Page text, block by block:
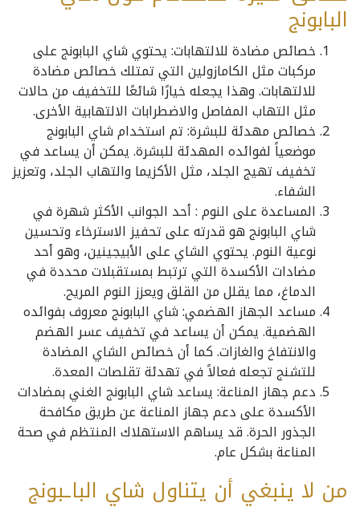
البابونج
خصائص مضادة للالتهابات: يحتوي شاي البابونج على
مركبات مثل الكامازولين التي تمتلك خصائص مضادة
للالتهابات. وهذا يجعله خيارًا شائعًا للتخفيف من حالات
مثل التهاب المفاصل والاضطرابات الالتهابية الأخرى.
خصائص مهدئة للبشرة: تم استخدام شاي البابونج
موضعياً لفوائده المهدئة للبشرة. يمكن أن يساعد في
تخفيف تهيج الجلد، مثل الأكزيما والتهاب الجلد، وتعزيز
الشفاء.
المساعدة على النوم : أحد الجوانب الأكثر شهرة في
شاي البابونج هو قدرته على تحفيز الاسترخاء وتحسين
نوعية النوم. يحتوي الشاي على الأبيجينين، وهو أحد
مضادات الأكسدة التي ترتبط بمستقبلات محددة في
الدماغ، مما يقلل من القلق ويعزز النوم المريح.
مساعد الجهاز الهضمي: شاي البابونج معروف بفوائده
الهضمية. يمكن أن يساعد في تخفيف عسر الهضم
والانتفاخ والغازات. كما أن خصائص الشاي المضادة
للتشنج تجعله فعالاً في تهدئة تقلصات المعدة.
دعم جهاز المناعة: يساعد شاي البابونج الغني بمضادات
الأكسدة على دعم جهاز المناعة عن طريق مكافحة
الجذور الحرة. قد يساهم الاستهلاك المنتظم في صحة
المناعة بشكل عام.
من لا ينبغي أن يتناول شاي الباـبونج